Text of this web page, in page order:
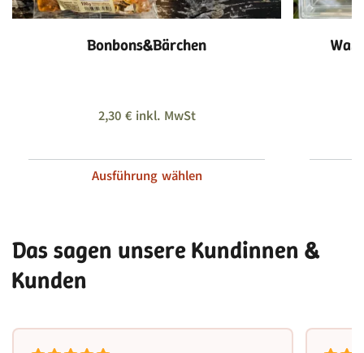
Bonbons&Bärchen
2,30 €inkl. MwSt
Ausführung wählen
Das sagen unsere Kundinnen &
Kunden